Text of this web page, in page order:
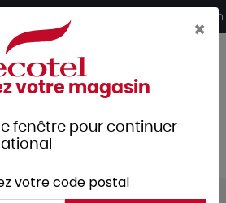
HT d’achat et retrait 2h en magasin
×
votre magasin
fenêtre pour continuer
votre code postal
cookies